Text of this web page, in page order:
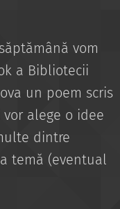
vom
a Bibliotecii
un poem scris
alege o idee
dintre
temă (eventual